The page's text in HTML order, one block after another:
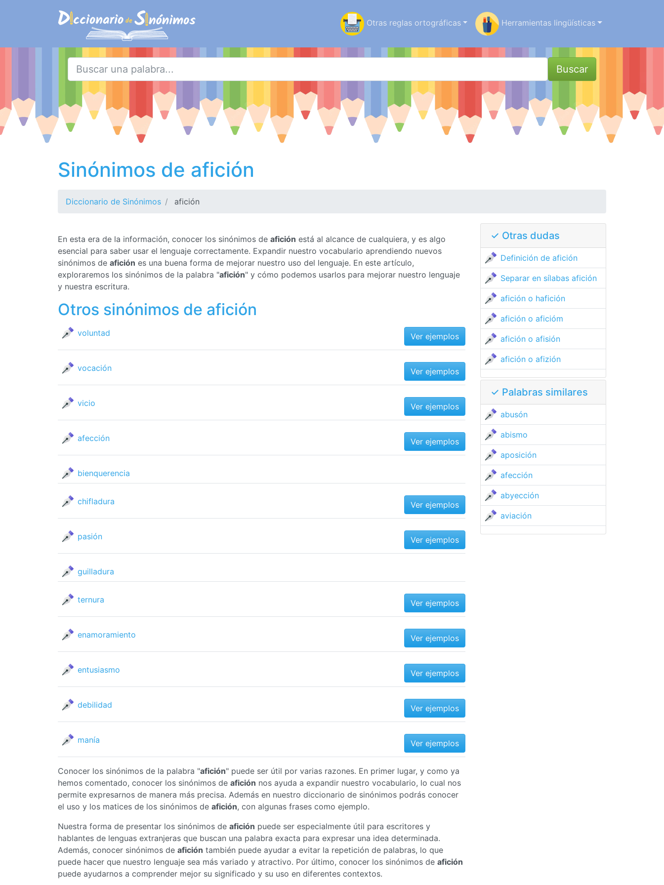
Otras reglas ortográficas Herramientas lingüísticas
Buscar
Sinónimos de afición
Diccionario de Sinónimos afición
En esta era de la información, conocer los sinónimos de afición está al alcance de cualquiera, y es algo
esencial para saber usar el lenguaje correctamente. Expandir nuestro vocabulario aprendiendo nuevos
sinónimos de afición es una buena forma de mejorar nuestro uso del lenguaje. En este artículo,
exploraremos los sinónimos de la palabra "afición" y cómo podemos usarlos para mejorar nuestro lenguaje
y nuestra escritura.
Otros sinónimos de afición
voluntad Ver ejemplos
vocación Ver ejemplos
vicio Ver ejemplos
afección Ver ejemplos
bienquerencia
chifladura Ver ejemplos
pasión Ver ejemplos
guilladura
ternura Ver ejemplos
enamoramiento Ver ejemplos
entusiasmo Ver ejemplos
debilidad Ver ejemplos
manía Ver ejemplos
Conocer los sinónimos de la palabra "afición" puede ser útil por varias razones. En primer lugar, y como ya
hemos comentado, conocer los sinónimos de afición nos ayuda a expandir nuestro vocabulario, lo cual nos
permite expresarnos de manera más precisa. Además en nuestro diccionario de sinónimos podrás conocer
el uso y los matices de los sinónimos de afición, con algunas frases como ejemplo.
Nuestra forma de presentar los sinónimos de afición puede ser especialmente útil para escritores y
hablantes de lenguas extranjeras que buscan una palabra exacta para expresar una idea determinada.
Además, conocer sinónimos de afición también puede ayudar a evitar la repetición de palabras, lo que
puede hacer que nuestro lenguaje sea más variado y atractivo. Por último, conocer los sinónimos de afición
puede ayudarnos a comprender mejor su significado y su uso en diferentes contextos.
✓ Otras dudas
Definición de afición
Separar en sílabas afición
afición o hafición
afición o aficióm
afición o afisión
afición o afizión
✓ Palabras similares
abusón
abismo
aposición
afección
abyección
aviación